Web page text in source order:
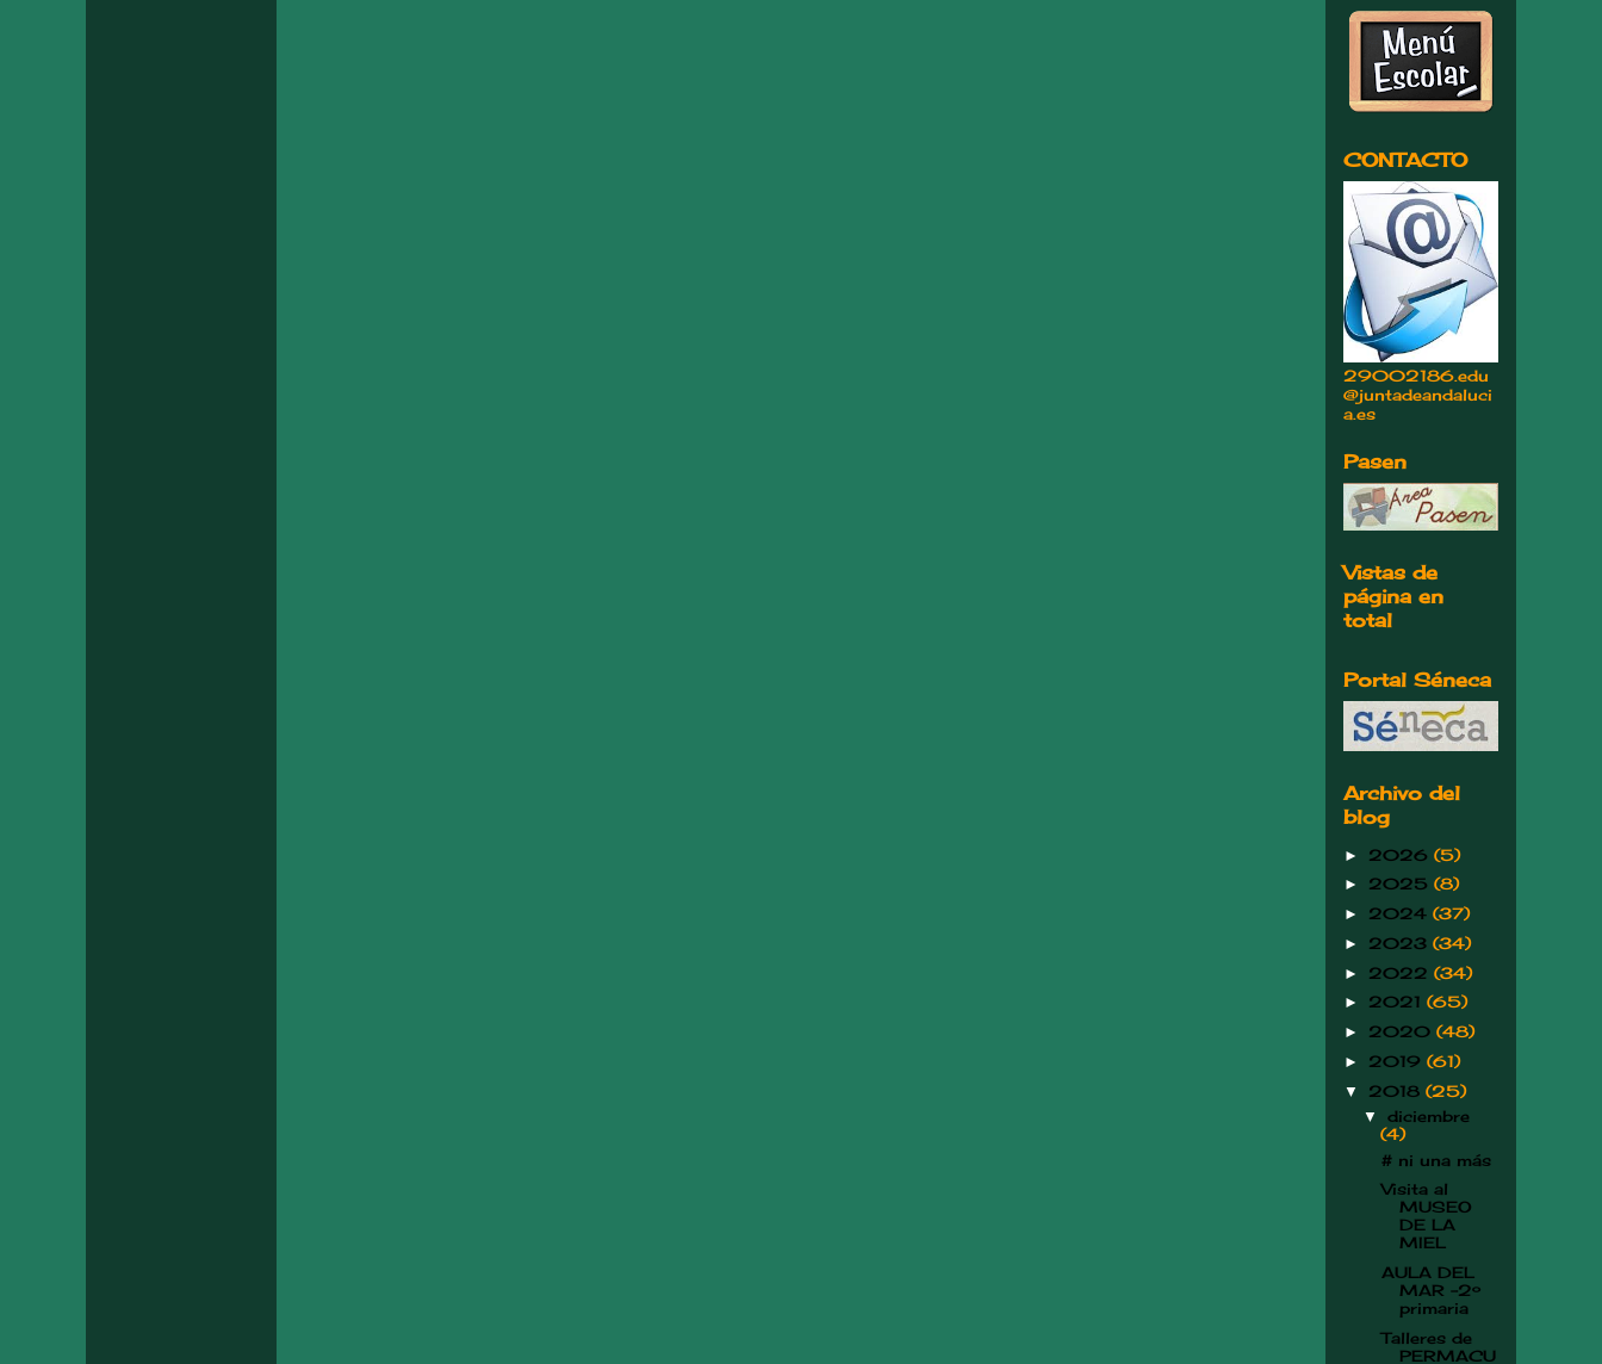
CONTACTO
29002186.edu
@juntadeandaluci
a.es
Pasen
Vistas de
página en
total
Portal Séneca
Archivo del
blog
► 2026 (5)
► 2025 (8)
► 2024 (37)
► 2023 (34)
► 2022 (34)
► 2021 (65)
► 2020 (48)
► 2019 (61)
▼ 2018 (25)
▼ diciembre
(4)
# ni una más
Visita al
MUSEO
DE LA
MIEL
AULA DEL
MAR -2º
primaria
Talleres de
PERMACU